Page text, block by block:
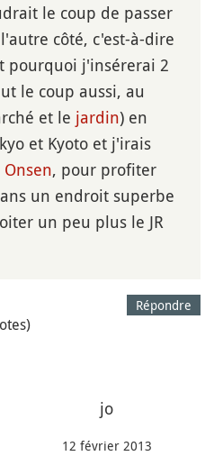
le coup de passer
côté, c'est-à-dire
pourquoi j'insérerai 2
le coup aussi, au
et le jardin) en
et Kyoto et j'irais
Onsen, pour profiter
un endroit superbe
un peu plus le JR
Répondre
jo
12 février 2013